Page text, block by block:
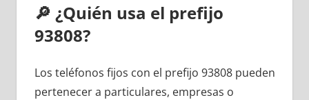
🔎 ¿Quién usa el prefijo
93808?
Los teléfonos fijos сοn el prefijo 93808 pueden
pertenecer а particulares, empresas ο